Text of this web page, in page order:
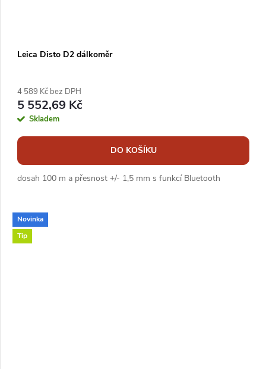
Leica Disto D2 dálkoměr
4 589 Kč bez DPH
5 552,69 Kč
Skladem
DO KOŠÍKU
dosah 100 m a přesnost +/- 1,5 mm s funkcí Bluetooth
Novinka
Tip